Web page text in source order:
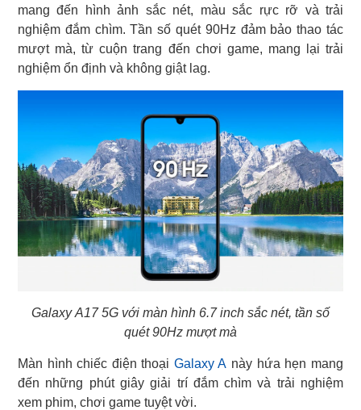
mang đến hình ảnh sắc nét, màu sắc rực rỡ và trải
nghiệm đắm chìm. Tần số quét 90Hz đảm bảo thao tác
mượt mà, từ cuộn trang đến chơi game, mang lại trải
nghiệm ổn định và không giật lag.
Galaxy A17 5G với màn hình 6.7 inch sắc nét, tần số
quét 90Hz mượt mà
Màn hình chiếc điện thoại Galaxy A này hứa hẹn mang
đến những phút giây giải trí đắm chìm và trải nghiệm
xem phim, chơi game tuyệt vời.